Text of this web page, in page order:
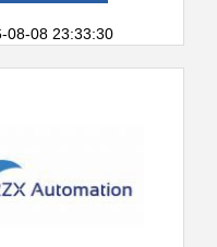
08-08 23:33:30